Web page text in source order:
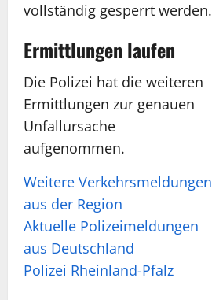
vollständig gesperrt werden.
Ermittlungen laufen
Die Polizei hat die weiteren
Ermittlungen zur genauen
Unfallursache
aufgenommen.
Weitere Verkehrsmeldungen
aus der Region
Aktuelle Polizeimeldungen
aus Deutschland
Polizei Rheinland-Pfalz